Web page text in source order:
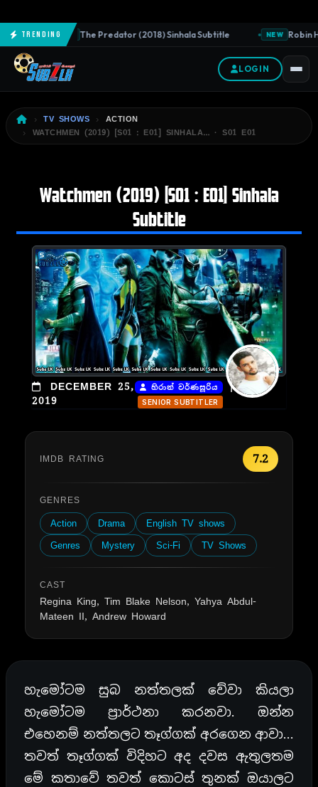
TrendingNEW The Predator (2018) Sinhala Subtitle NEW Robin
LOGIN
TV SHOWS
ACTION
WATCHMEN (2019) [S01 : E01] SINHALA… · S01 E01
Watchmen (2019) [S01 : E01] Sinhala
Subtitle
DECEMBER 25,
2019
හිරාන් වර්ණසූරිය |
SENIOR SUBTITLER
IMDB RATING 7.2
GENRES
Action Drama
English TV shows
Genres
Mystery Sci-Fi TV Shows
CAST
Regina King, Tim Blake Nelson, Yahya Abdul-
Mateen II, Andrew Howard
හැමෝටම සුබ නත්තලක් වේවා කියලා
හැමෝටම ප්‍රාර්ථනා කරනවා. ඔන්න
එහෙනම් නත්තලට තෑග්ගක් අරගෙන ආවා…
තවත් තෑග්ගක් විදිහට අද දවස ඇතුලතම
මේ කතාවේ තවත් කොටස් තුනක් ඔයාලට